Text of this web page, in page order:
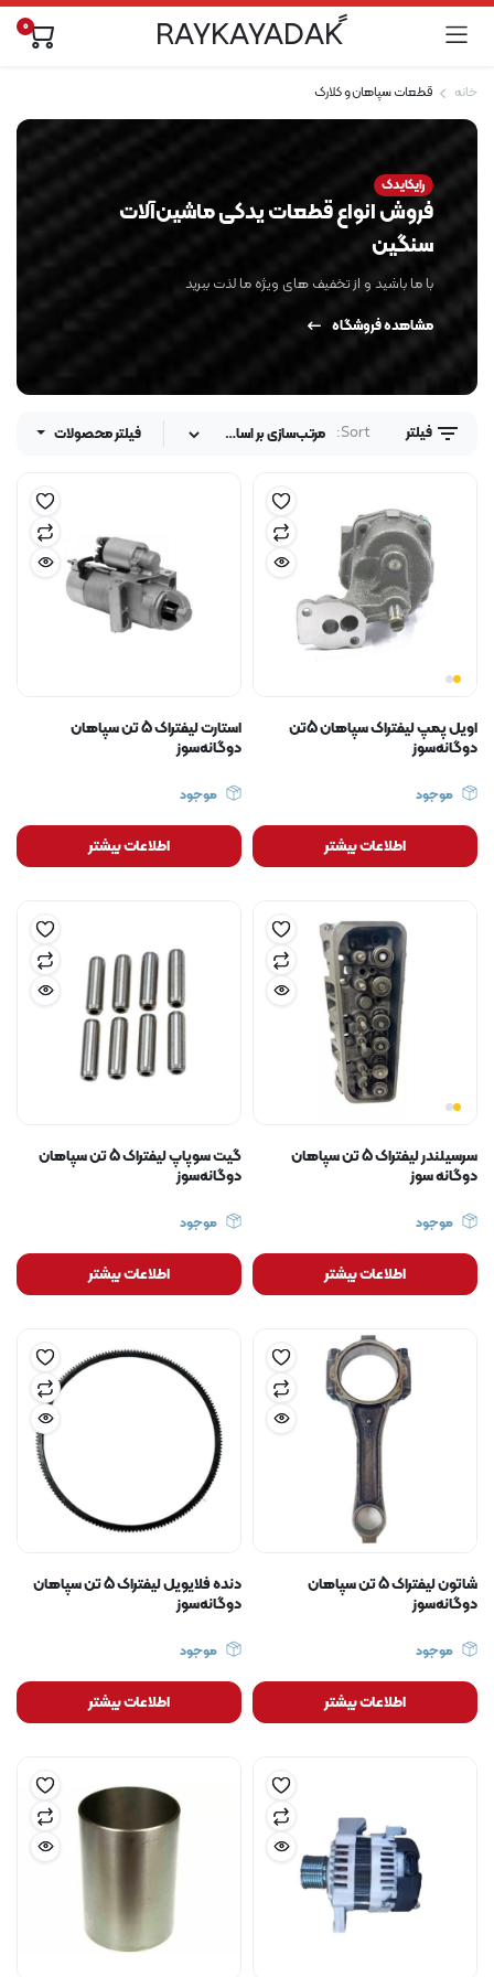
ًRAYKAYADAK 0
خانه قطعات سپاهان و کلارک
رایکایدک
فروش انواع قطعات یدکی ماشین‌آلات
سنگین
با ما باشید و از تخفیف های ویژه ما لذت ببرید
مشاهده فروشگاه
فیلتر Sort: فیلتر محصولات
اویل پمپ لیفتراک سپاهان 5تن
دوگانه‌سوز
موجود
اطلاعات بیشتر
استارت لیفتراک 5 تن سپاهان
دوگانه‌سوز
موجود
اطلاعات بیشتر
سرسیلندر لیفتراک 5 تن سپاهان
دوگانه سوز
موجود
اطلاعات بیشتر
گیت سوپاپ لیفتراک 5 تن سپاهان
دوگانه‌سوز
موجود
اطلاعات بیشتر
شاتون لیفتراک 5 تن سپاهان
دوگانه‌سوز
موجود
اطلاعات بیشتر
دنده فلایویل لیفتراک 5 تن سپاهان
دوگانه‌سوز
موجود
اطلاعات بیشتر